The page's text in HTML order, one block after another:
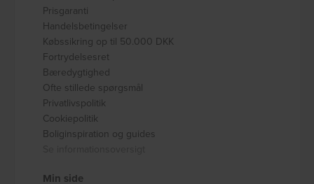
Prisgaranti
Handelsbetingelser
Købssikring op til 50.000 DKK
Fortrydelsesret
Bæredygtighed
Ofte stillede spørgsmål
Privatlivspolitik
Cookiepolitik
Boliginspiration og guides
Min side